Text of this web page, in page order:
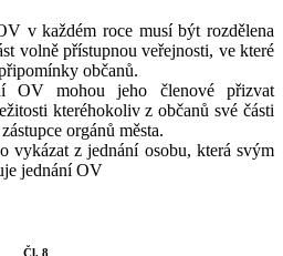
v každém roce musí být rozdělena
volně přístupnou veřejnosti, ve které
občanů.
OV mohou jeho členové přizvat
kteréhokoliv z občanů své části
orgánů města.
vykázat z jednání osobu, která svým
jednání OV
Čl. 8